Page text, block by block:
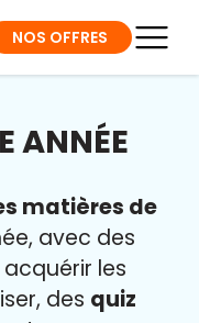
NOS OFFRES
ANNÉE
matières de
avec des
les
des quiz